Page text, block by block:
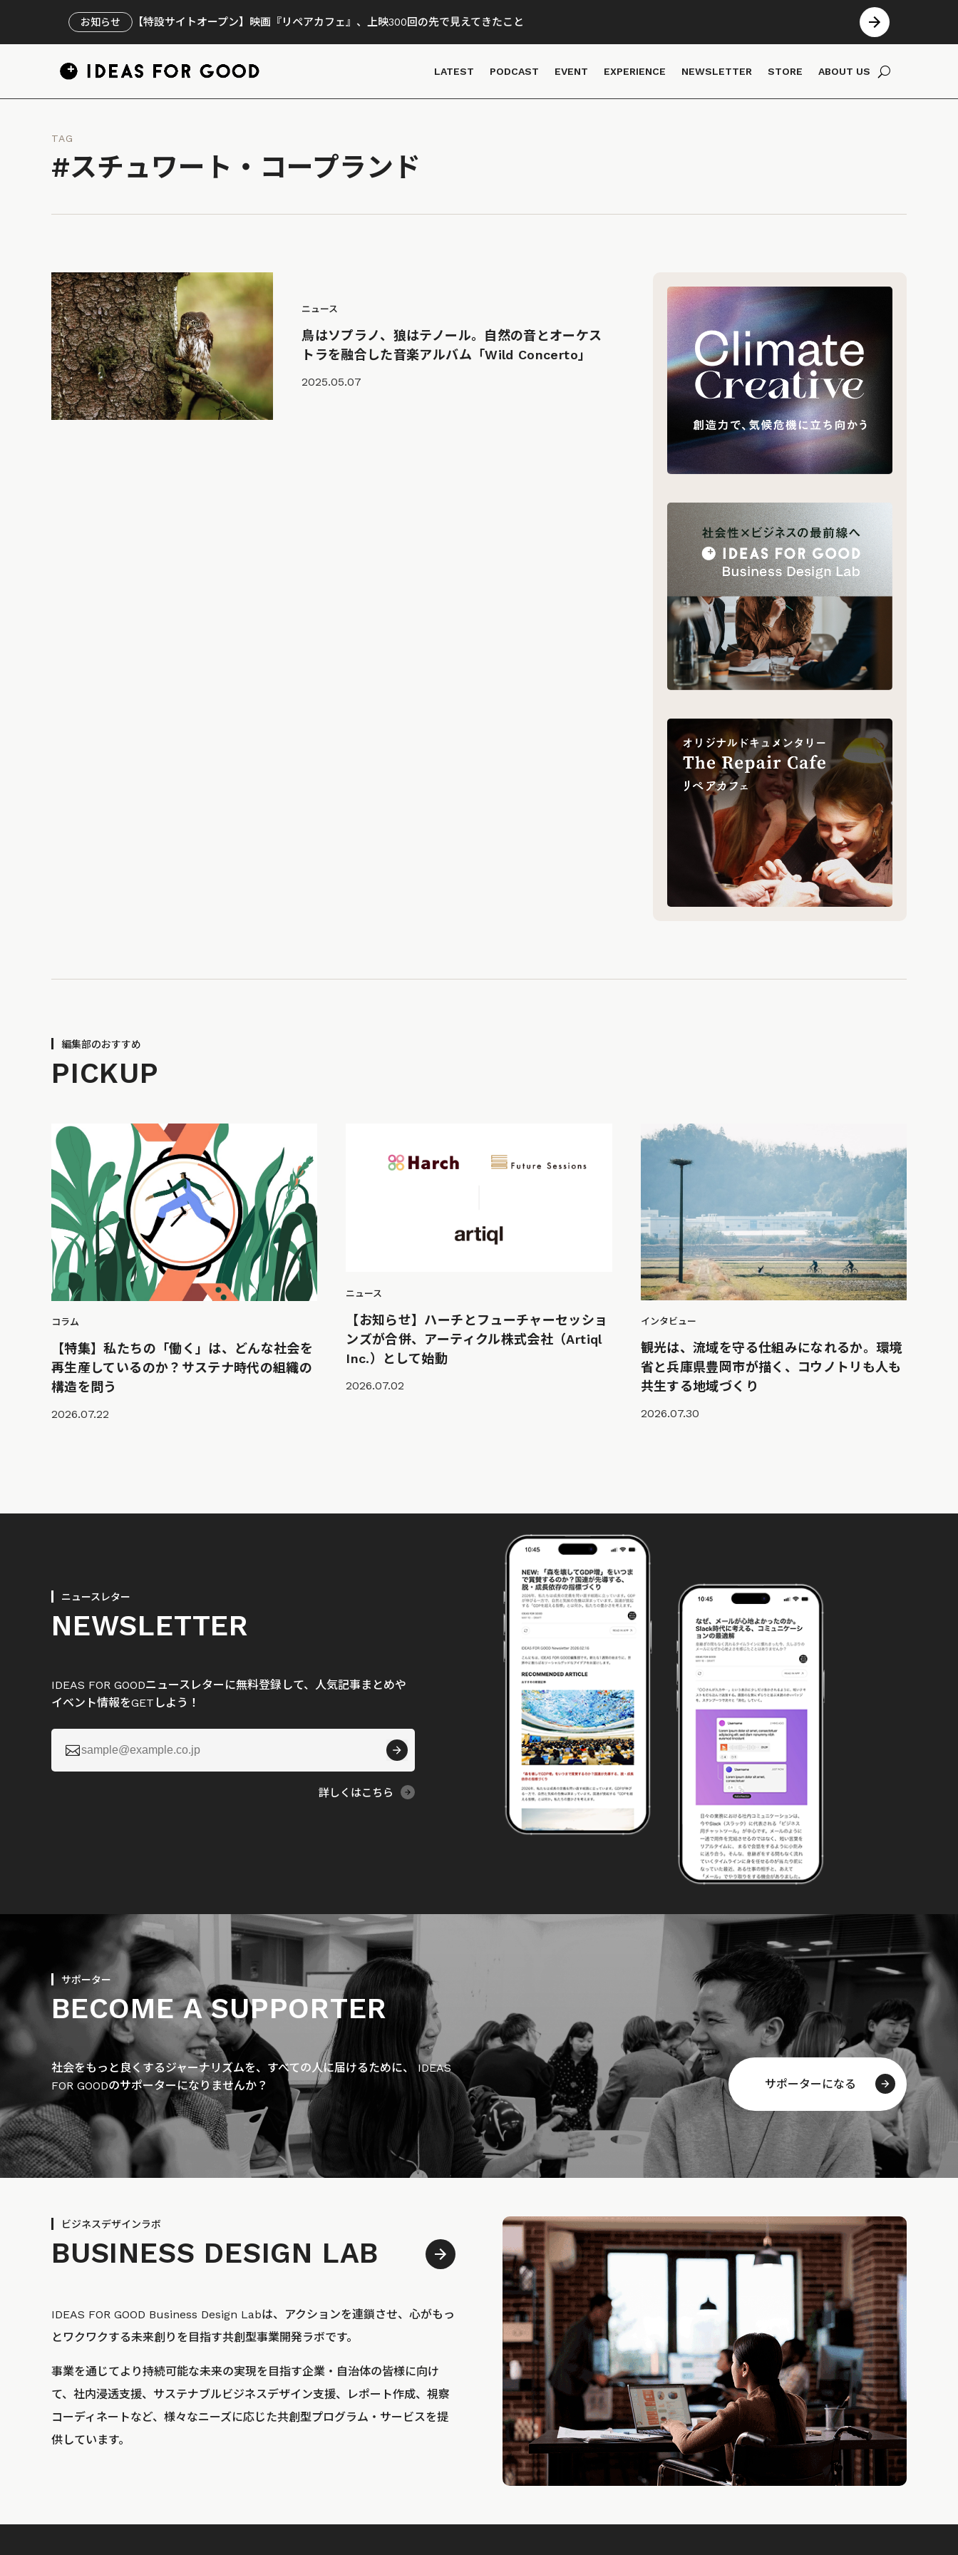
お知らせ 【特設サイトオープン】映画『リペアカフェ』、上映300回の先で見えてきたこと
LATEST PODCAST EVENT EXPERIENCE NEWSLETTER STORE ABOUT US
TAG
#スチュワート・コープランド
ニュース
鳥はソプラノ、狼はテノール。自然の音とオーケス
トラを融合した音楽アルバム「Wild Concerto」
2025.05.07
編集部のおすすめ
PICKUP
コラム
【特集】私たちの「働く」は、どんな社会を
再生産しているのか？サステナ時代の組織の
構造を問う
2026.07.22
ニュース
【お知らせ】ハーチとフューチャーセッショ
ンズが合併、アーティクル株式会社（Artiql
Inc.）として始動
2026.07.02
インタビュー
観光は、流域を守る仕組みになれるか。環境
省と兵庫県豊岡市が描く、コウノトリも人も
共生する地域づくり
2026.07.30
ニュースレター
NEWSLETTER
IDEAS FOR GOODニュースレターに無料登録して、人気記事まとめや
イベント情報をGETしよう！

詳しくはこちら
サポーター
BECOME A SUPPORTER
社会をもっと良くするジャーナリズムを、すべての人に届けるために、 IDEAS
FOR GOODのサポーターになりませんか？
サポーターになる
ビジネスデザインラボ
BUSINESS DESIGN LAB
IDEAS FOR GOOD Business Design Labは、アクションを連鎖させ、心がもっ
とワクワクする未来創りを目指す共創型事業開発ラボです。
事業を通じてより持続可能な未来の実現を目指す企業・自治体の皆様に向け
て、社内浸透支援、サステナブルビジネスデザイン支援、レポート作成、視察
コーディネートなど、様々なニーズに応じた共創型プログラム・サービスを提
供しています。